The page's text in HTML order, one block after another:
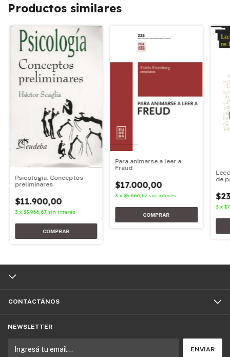
Productos similares
Psicología. Conceptos
preliminares
$11.900,00
3 x $3.966,67 sin interés
Para animarse a leer a
Freud
$17.000,00
3 x$5.666,67 sin interés
de
3 x
CONTACTÁNOS
NEWSLETTER